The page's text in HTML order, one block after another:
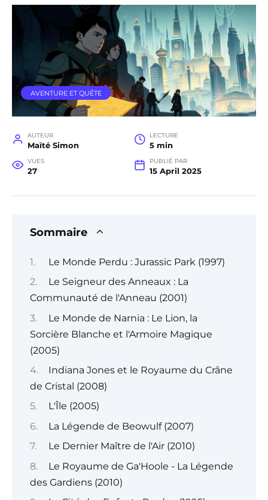
AVENTURE ET QUÊTE
AUTEUR
Maïté Simon
LECTURE
5 min
VUES
27
PUBLIÉ PAR
15 April 2025
Sommaire
Le Monde Perdu : Jurassic Park (1997)
Le Seigneur des Anneaux : La
Communauté de l'Anneau (2001)
Le Monde de Narnia : Le Lion, la
Sorcière Blanche et l'Armoire Magique
(2005)
Indiana Jones et le Royaume du Crâne
de Cristal (2008)
L'Île (2005)
La Légende de Beowulf (2007)
Le Dernier Maître de l'Air (2010)
Le Royaume de Ga'Hoole - La Légende
des Gardiens (2010)